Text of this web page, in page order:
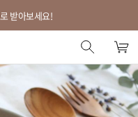
받아보세요!